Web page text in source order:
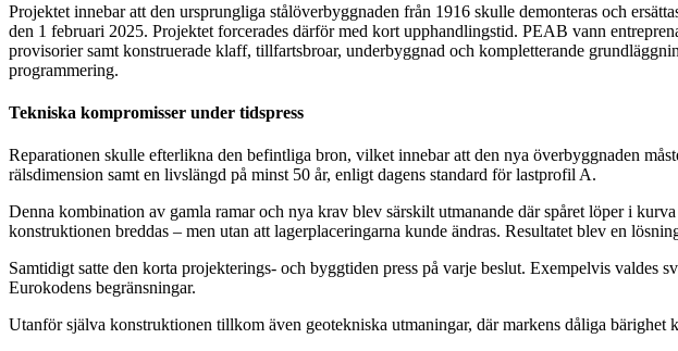
Projektet innebar att den ursprungliga stålöverbyggnaden från 1916 skulle demonteras och
den 1 februari 2025. Projektet forcerades därför med kort upphandlingstid. PEAB vann
provisorier samt konstruerade klaff, tillfartsbroar, underbyggnad och kompletterande
programmering.
Tekniska kompromisser under tidspress
Reparationen skulle efterlikna den befintliga bron, vilket innebar att den nya överbyggnaden
rälsdimension samt en livslängd på minst 50 år, enligt dagens standard för lastprofil A.
Denna kombination av gamla ramar och nya krav blev särskilt utmanande där spåret löper i
konstruktionen breddas – men utan att lagerplaceringarna kunde ändras. Resultatet blev en
Samtidigt satte den korta projekterings- och byggtiden press på varje beslut. Exempelvis
Eurokodens begränsningar.
Utanför själva konstruktionen tillkom även geotekniska utmaningar, där markens dåliga